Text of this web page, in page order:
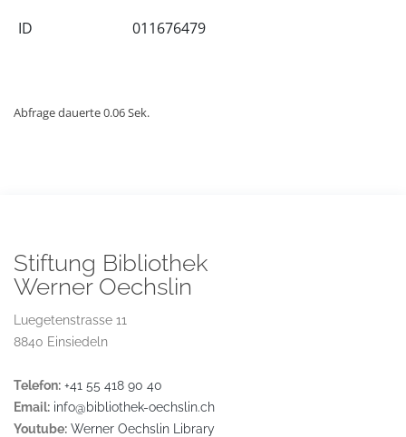
ID 011676479
Abfrage dauerte 0.06 Sek.
Stiftung Bibliothek
Werner Oechslin
Luegetenstrasse 11
8840 Einsiedeln
Telefon: +41 55 418 90 40
Email: info@bibliothek-oechslin.ch
Youtube: Werner Oechslin Library